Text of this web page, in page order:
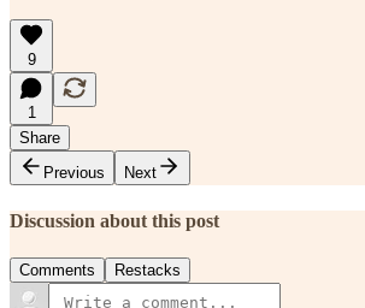
9
1
Share
Previous
Next
Discussion about this post
Comments Restacks